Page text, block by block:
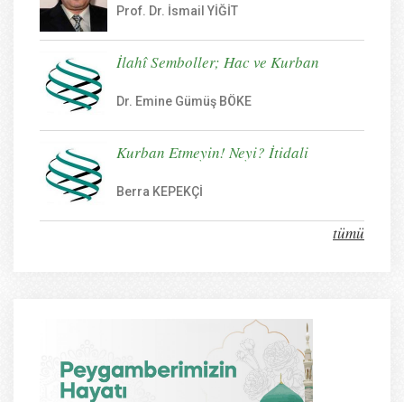
Prof. Dr. İsmail YİĞİT
Dr. Emine Gümüş BÖKE
İlahî Semboller; Hac ve Kurban
Berra KEPEKÇİ
Kurban Etmeyin! Neyi? İtidali
tümü